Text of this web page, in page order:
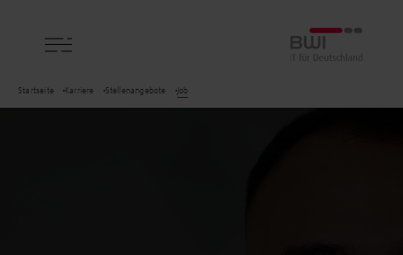
BWI GmbH
Startseite Karriere Stellenangebote Job